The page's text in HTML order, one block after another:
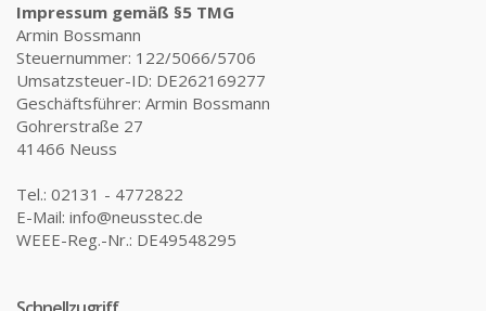
Impressum gemäß §5 TMG
Armin Bossmann
Steuernummer: 122/5066/5706
Umsatzsteuer-ID: DE262169277
Geschäftsführer: Armin Bossmann
Gohrerstraße 27
41466 Neuss
Tel.: 02131 - 4772822
E-Mail: info@neusstec.de
WEEE-Reg.-Nr.: DE49548295